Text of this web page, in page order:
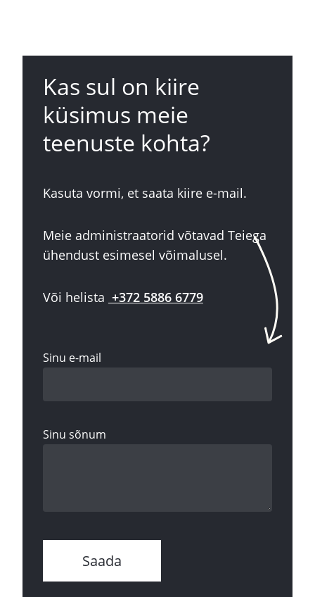
Kas sul on kiire
küsimus meie
teenuste kohta?
Kasuta vormi, et saata kiire e-mail.
Meie administraatorid võtavad Teiega
ühendust esimesel võimalusel.
Või helista +372 5886 6779
Sinu e-mail
Sinu sõnum